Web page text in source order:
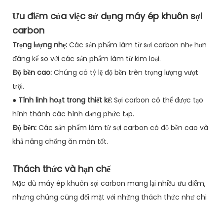
Ưu điểm của việc sử dụng máy ép khuôn sợi
carbon
Trọng lượng nhẹ: Các sản phẩm làm từ sợi carbon nhẹ hơn
đáng kể so với các sản phẩm làm từ kim loại.
Độ bền cao: Chúng có tỷ lệ độ bền trên trọng lượng vượt
trội.
● Tính linh hoạt trong thiết kế: Sợi carbon có thể được tạo
hình thành các hình dạng phức tạp.
Độ bền: Các sản phẩm làm từ sợi carbon có độ bền cao và
khả năng chống ăn mòn tốt.
Thách thức và hạn chế
Mặc dù máy ép khuôn sợi carbon mang lại nhiều ưu điểm,
nhưng chúng cũng đối mặt với những thách thức như chi